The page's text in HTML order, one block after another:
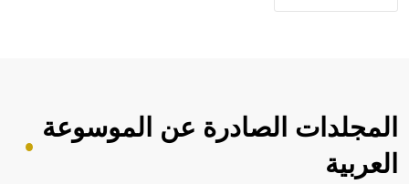
المجلدات الصادرة عن الموسوعة
العربية